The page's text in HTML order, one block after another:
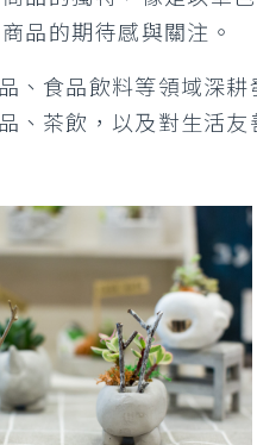
品的期待感與關注。
、食品飲料等領域深
茶飲，以及對生活